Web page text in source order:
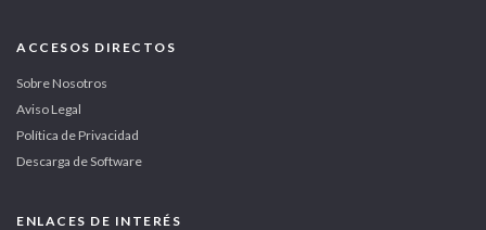
ACCESOS DIRECTOS
Sobre Nosotros
Aviso Legal
Política de Privacidad
Descarga de Software
ENLACES DE INTERÉS